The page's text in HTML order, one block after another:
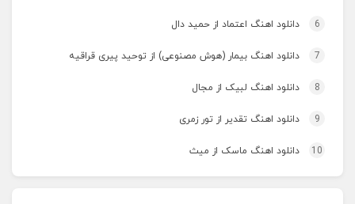
6 دانلود اهنگ اعتماد از حمید دال
7 دانلود اهنگ بیمار (هوش مصنوعی) از توحید پیری قراقیه
8 دانلود اهنگ لبیک از مجال
9 دانلود اهنگ تقدیر از تور زمری
10 دانلود اهنگ ماسک از میث